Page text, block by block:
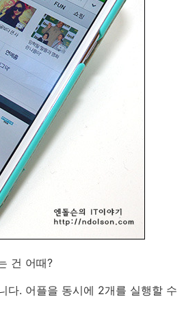
건 어때?
다. 어플을 동시에 2개를 실행할 수